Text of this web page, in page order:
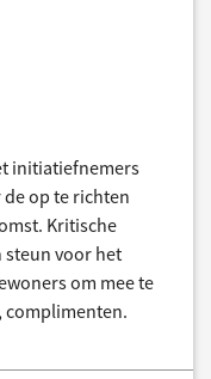
initiatiefnemers
op te richten
Kritische
steun voor het
om mee te
complimenten.